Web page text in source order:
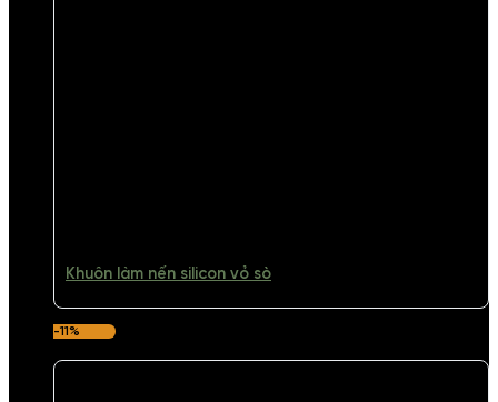
Khuôn làm nến silicon vỏ sò
-11%